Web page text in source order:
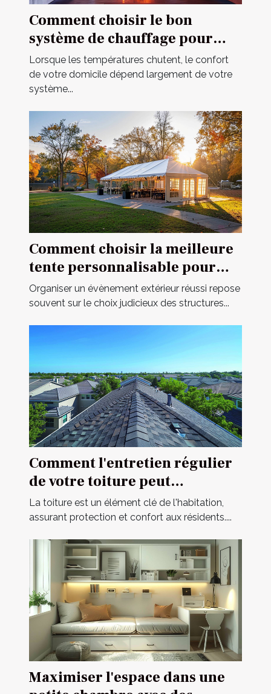
Comment choisir le bon
système de chauffage pour
votre domicile
Lorsque les températures chutent, le confort
de votre domicile dépend largement de votre
système...
Comment choisir la meilleure
tente personnalisable pour
votre événement
Organiser un évènement extérieur réussi repose
souvent sur le choix judicieux des structures...
Comment l'entretien régulier
de votre toiture peut
prolonger sa durée de vie
La toiture est un élément clé de l'habitation,
assurant protection et confort aux résidents....
Maximiser l'espace dans une